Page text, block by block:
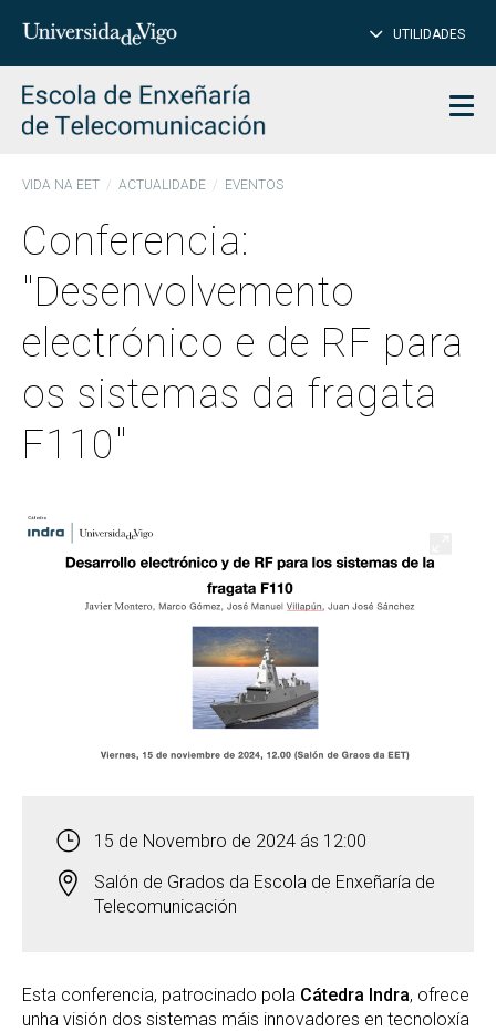
Introduce
para
buscar
UTILIDADES
VIDA NA EET ACTUALIDADE EVENTOS
Conferencia:
"Desenvolvemento
electrónico e de RF para
os sistemas da fragata
F110"
15 de Novembro de 2024 ás 12:00
Salón de Grados da Escola de Enxeñaría de
Telecomunicación
Esta conferencia, patrocinado pola Cátedra Indra, ofrece
unha visión dos sistemas máis innovadores en tecnoloxía